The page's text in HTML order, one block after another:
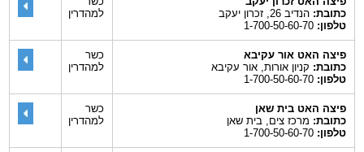
כתובת:הנדיב 26, זכרון יעקב
טלפון:1-700-50-60-70
למהדרין
פיצה האט אור עקיבא
כתובת:קניון אורות, אור עקיבא
טלפון:1-700-50-60-70
כשר
למהדרין
פיצה האט בית שאן
כתובת:מרכז צים, בית שאן
טלפון:1-700-50-60-70
כשר
למהדרין